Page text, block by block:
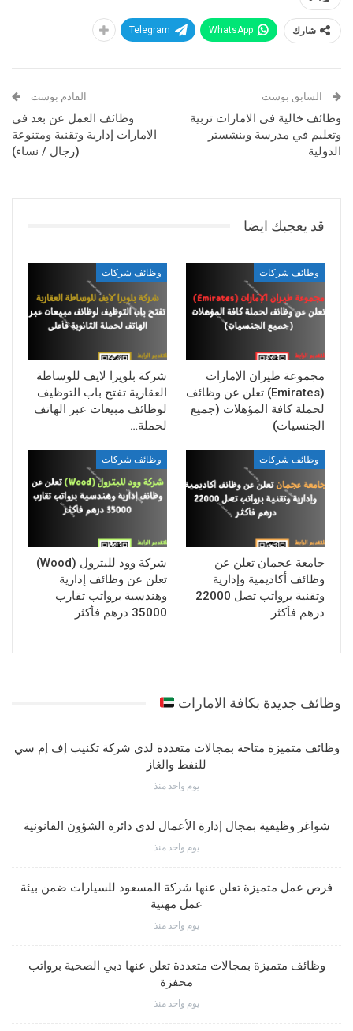
شارك WhatsApp
Telegram
السابق بوست
وظائف خالية فى الامارات تربية
وتعليم في مدرسة وينشستر
الدولية
القادم بوست
وظائف العمل عن بعد في
الامارات إدارية وتقنية ومتنوعة
(رجال / نساء)
قد يعجبك ايضا
وظائف شركات
مجموعة طيران الإمارات
(Emirates) تعلن عن وظائف
لحملة كافة المؤهلات (جميع
الجنسيات)
وظائف شركات
شركة بلويرا لايف للوساطة
العقارية تفتح باب التوظيف
لوظائف مبيعات عبر الهاتف
لحملة…
وظائف شركات
جامعة عجمان تعلن عن
وظائف أكاديمية وإدارية
وتقنية برواتب تصل 22000
درهم فأكثر
وظائف شركات
شركة وود للبترول (Wood)
تعلن عن وظائف إدارية
وهندسية برواتب تقارب
35000 درهم فأكثر
وظائف جديدة بكافة الامارات
وظائف متميزة متاحة بمجالات متعددة لدى شركة تكنيب إف إم سي
للنفط والغاز
يوم واحد منذ
شواغر وظيفية بمجال إدارة الأعمال لدى دائرة الشؤون القانونية
يوم واحد منذ
فرص عمل متميزة تعلن عنها شركة المسعود للسيارات ضمن بيئة
عمل مهنية
يوم واحد منذ
وظائف متميزة بمجالات متعددة تعلن عنها دبي الصحية برواتب
محفزة
يوم واحد منذ